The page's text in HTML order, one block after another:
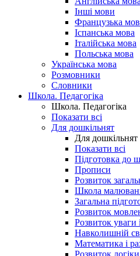
Інші мови
Французька
Іспанська мова
Італійська мова
Польська мова
Українська мова
Розмовники
Словники
Школа. Педагогіка
Школа. Педагогіка
Показати всі
Для дошкільнят
Для дошкільнят
Показати всі
Підготовка до
Прописи
Розвиток
Школа
Загальна
Розвиток
Розвиток уваги
Навколишній
Математика і
Розвиток